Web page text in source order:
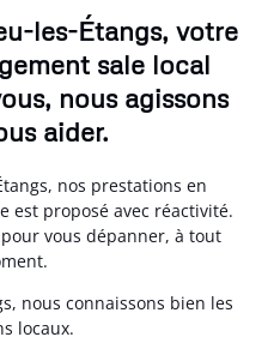
les-Étangs, votre
sale local
nous agissons
aider.
nos prestations en
est proposé avec réactivité.
vous dépanner, à tout
nous connaissons bien les
locaux.